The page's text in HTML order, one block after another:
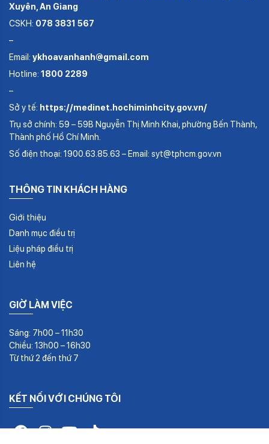
Xuyên, An Giang
CSKH: 078 3831 567
–
Email: ykhoavanhanh@gmail.com
Hotline: 1800 2289
–
Sở y tế: https://medinet.hochiminhcity.gov.vn/
Trụ sở chính: 59 – 59B Nguyễn Thị Minh Khai, phường Bến Thành,
Thành phố Hồ Chí Minh.
Số điện thoại: 1900.63.85.63 – Email: syt@tphcm.gov.vn
THÔNG TIN KHÁCH HÀNG
Giới thiệu
Danh mục điều trị
Liệu pháp điều trị
Liên hệ
GIỜ LÀM VIỆC
Sáng: 7h00 – 11h30
Chiều: 13h00 – 16h30
Từ thứ 2 đến thứ 7
KẾT NỐI VỚI CHÚNG TÔI